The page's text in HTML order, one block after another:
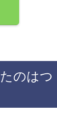
のはつ